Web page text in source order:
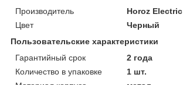
Производитель
Horoz Electric
Цвет
Черный
Пользовательские характеристики
Гарантийный срок
2 года
Количество в упаковке
1 шт.